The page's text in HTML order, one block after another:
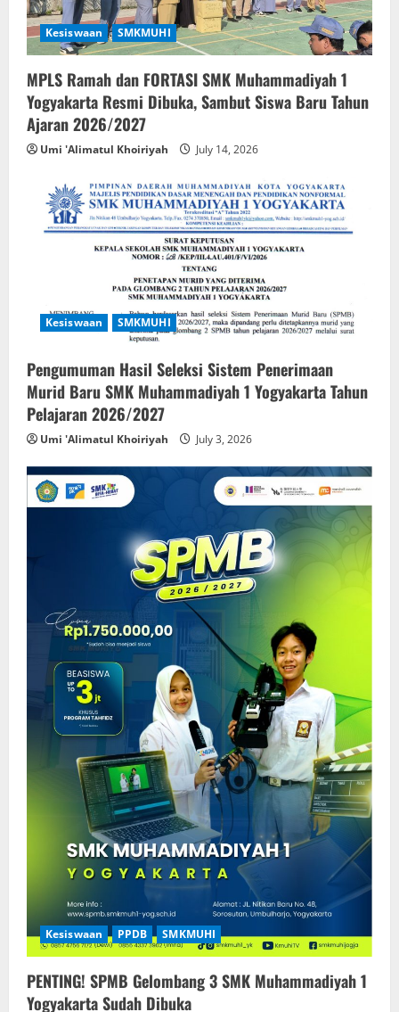
Kesiswaan SMKMUHI
MPLS Ramah dan FORTASI SMK Muhammadiyah 1
Yogyakarta Resmi Dibuka, Sambut Siswa Baru Tahun
Ajaran 2026/2027
Umi 'Alimatul Khoiriyah July 14, 2026
Kesiswaan SMKMUHI
Pengumuman Hasil Seleksi Sistem Penerimaan
Murid Baru SMK Muhammadiyah 1 Yogyakarta Tahun
Pelajaran 2026/2027
Umi 'Alimatul Khoiriyah July 3, 2026
Kesiswaan PPDB SMKMUHI
PENTING! SPMB Gelombang 3 SMK Muhammadiyah 1
Yogyakarta Sudah Dibuka